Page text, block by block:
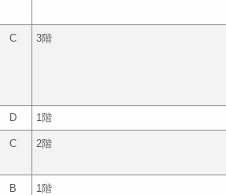
C 3階
D 1階
C 2階
B 1階